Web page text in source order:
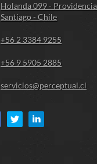
Holanda 099 - Providencia
Santiago - Chile
+56 2 3384 9255
+56 9 5905 2885
servicios@perceptual.cl